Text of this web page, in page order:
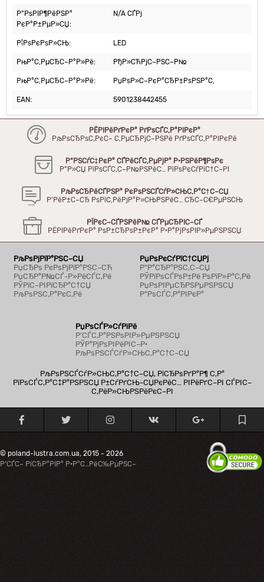
Р”РѕРІР¶РёРЅР°
РєР°Р±РµР»СЏ:
N/A СЃРј
Р¦РѕРєРѕР»СЊ: LED
РњР°С‚РµСЂС–Р°Р»Рё: РђР»СЋРјС–РЅС–Р№
РњР°С‚РµСЂС–Р°Р»Рё: РџРѕР»С–РєР°СЂР±РѕРЅР°С‚
EAN: 5901238442455
РЁРІРёРґРєР° РґРѕСЃС‚Р°РІРєР°
РљРѕСЂРѕС‚РєС– С‚РµСЂРјС–РЅРё РґРѕСЃС‚Р°РІРєРё
Р“РЅСѓС‡РєР° СЃРёСЃС‚РµРјР° Р·РЅРёР¶РѕРє
Р”Р»СЏ РїРѕСЃС‚С–Р№РЅРёС… РїРѕРєСѓРїС†С–РІ
РљРѕСЂРёСЃРЅР° РєРѕРЅСЃСѓР»СЊС‚Р°С†С–СЏ
Р’РёР±С–СЂ РѕРїС‚РёРјР°Р»СЊРЅРёС… СЂС–С€РµРЅСЊ
РЇРєС–СЃРЅРёР№ СЃРµСЂРІС–СЃ
РЁРІРёРґРєР° РѕР±СЂРѕР±РєР° Р·Р°РјРѕРІР»РµРЅРЅСЏ
РљРѕРјРїР°РЅС–СЏ
РџСЂРѕ РєРѕРјРїР°РЅС–СЋ
РџСЂР°Р№СЃ-Р»РёСЃС‚Рё
РЎРїС–РІРїСЂР°С†СЏ
РљРѕРЅС‚Р°РєС‚Рё
РџРѕРєСѓРїС†СЏРј
Р“Р°СЂР°РЅС‚С–СЏ
РЎРїРѕСЃРѕР±Рё РѕРїР»Р°С‚Рё
РџРѕРІРµСЂРЅРµРЅРЅСЏ
Р”РѕСЃС‚Р°РІРєР°
РџРѕСЃР»СѓРіРё
Р’СЃС‚Р°РЅРѕРІР»РµРЅРЅСЏ
РЎР°РјРѕРІРёРІС–Р·
РљРѕРЅСЃСѓР»СЊС‚Р°С†С–СЏ
РљРѕРЅСЃСѓР»СЊС‚Р°С†С–СЏ, РїСЂРѕРґР°Р¶ С‚Р°
РїРѕСЃС‚Р°С‡Р°РЅРЅСЏ Р±СѓРґСЊ-СЏРєРёС… РІРёРґС–РІ СЃРІС–
С‚РёР»СЊРЅРёРєС–РІ
© poland-lustra.com.ua, 2015 - 2026
Р’СЃС– РїСЂР°РІР° Р·Р°С…РёС‰РµРЅС–